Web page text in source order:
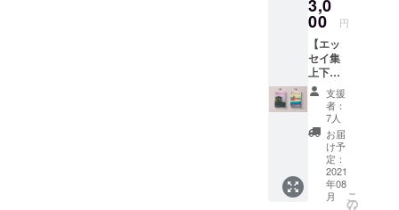
合 その
旨備考
欄にご
入力く
ださ
い。
希望し
ない場
合 その
旨備考
欄にご
入力く
ださ
い。
スト
カード
セッ
ト」を
お送り
しま
す。
（内容
は写真
をご参
照くだ
さい）
■エッセ
イ集巻
末にお
巻）を1
冊お届
けしま
す。 巻
末に掲
載する
「ご支
援者一
覧」に
あなた
のお名
前を掲
載しま
す。 岡
3,0
00 円
【エッ
セイ集
上下巻
セット
＋エッ
セイ集
巻末に
お名前
掲載
（希望
者の
み）＋
支援
者：
7人
お届
け予
定：
2021
年08
月
こ
の